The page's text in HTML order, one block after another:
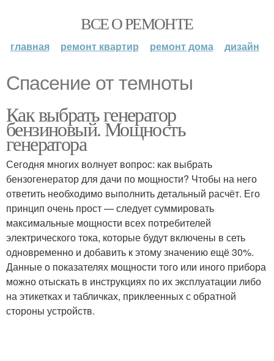
ВСЕ О РЕМОНТЕ
главная ремонт квартир ремонт дома дизайн
Спасение от темноты
Как выбрать генератор
бензиновый. Мощность
генератора
Сегодня многих волнует вопрос: как выбрать
бензогенератор для дачи по мощности? Чтобы на него
ответить необходимо выполнить детальный расчёт. Его
принцип очень прост — следует суммировать
максимальные мощности всех потребителей
электрического тока, которые будут включены в сеть
одновременно и добавить к этому значению ещё 30%.
Данные о показателях мощности того или иного прибора
можно отыскать в инструкциях по их эксплуатации либо
на этикетках и табличках, приклеенных с обратной
стороны устройств.